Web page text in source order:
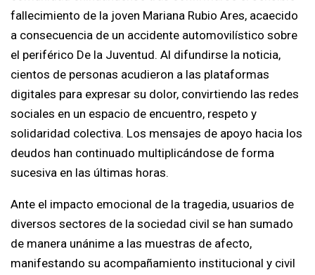
fallecimiento de la joven Mariana Rubio Ares, acaecido
a consecuencia de un accidente automovilístico sobre
el periférico De la Juventud. Al difundirse la noticia,
cientos de personas acudieron a las plataformas
digitales para expresar su dolor, convirtiendo las redes
sociales en un espacio de encuentro, respeto y
solidaridad colectiva. Los mensajes de apoyo hacia los
deudos han continuado multiplicándose de forma
sucesiva en las últimas horas.
Ante el impacto emocional de la tragedia, usuarios de
diversos sectores de la sociedad civil se han sumado
de manera unánime a las muestras de afecto,
manifestando su acompañamiento institucional y civil